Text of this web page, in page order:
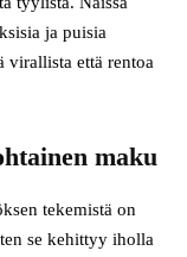
ja puisia
virallista että rentoa
maku
tekemistä on
se kehittyy iholla